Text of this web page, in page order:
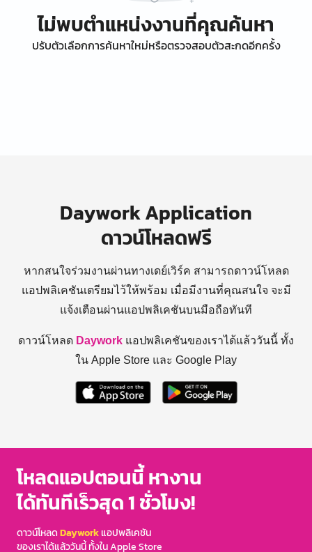
ไม่พบตำแหน่งงานที่คุณค้นหา
ปรับตัวเลือกการค้นหาใหม่หรือตรวจสอบตัวสะกดอีกครั้ง
Daywork Application
ดาวน์โหลดฟรี
หากสนใจร่วมงานผ่านทางเดย์เวิร์ค สามารถดาวน์โหลด
แอปพลิเคชันเตรียมไว้ให้พร้อม เมื่อมีงานที่คุณสนใจ จะมี
แจ้งเตือนผ่านแอปพลิเคชันบนมือถือทันที
ดาวน์โหลด Daywork แอปพลิเคชันของเราได้แล้ววันนี้ ทั้ง
ใน Apple Store และ Google Play
โหลดแอปตอนนี้ หางาน
ได้ทันทีเร็วสุด 1 ชั่วโมง!
ดาวน์โหลดDayworkแอปพลิเคชัน
ของเราได้แล้ววันนี้ ทั้งใน Apple Store